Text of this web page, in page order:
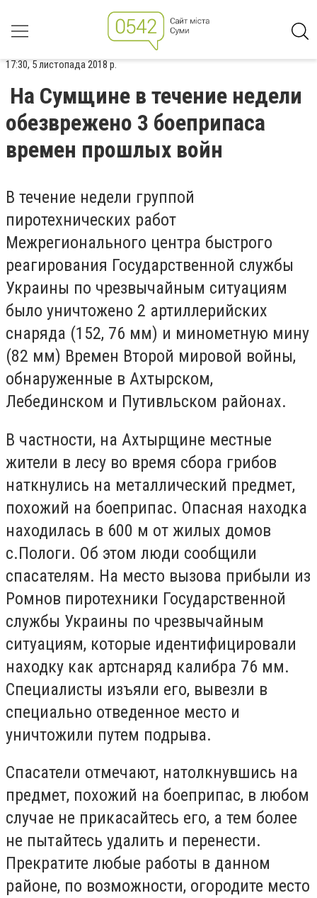
17:30, 5 листопада 2018 р.
На Сумщине в течение недели
обезврежено 3 боеприпаса
времен прошлых войн
В течение недели группой
пиротехнических работ
Межрегионального центра быстрого
реагирования Государственной службы
Украины по чрезвычайным ситуациям
было уничтожено 2 артиллерийских
снаряда (152, 76 мм) и минометную мину
(82 мм) Времен Второй мировой войны,
обнаруженные в Ахтырском,
Лебединском и Путивльском районах.
В частности, на Ахтырщине местные
жители в лесу во время сбора грибов
наткнулись на металлический предмет,
похожий на боеприпас. Опасная находка
находилась в 600 м от жилых домов
с.Пологи. Об этом люди сообщили
спасателям. На место вызова прибыли из
Ромнов пиротехники Государственной
службы Украины по чрезвычайным
ситуациям, которые идентифицировали
находку как артснаряд калибра 76 мм.
Специалисты изъяли его, вывезли в
специально отведенное место и
уничтожили путем подрыва.
Спасатели отмечают, натолкнувшись на
предмет, похожий на боеприпас, в любом
случае не прикасайтесь его, а тем более
не пытайтесь удалить и перенести.
Прекратите любые работы в данном
районе, по возможности, огородите место